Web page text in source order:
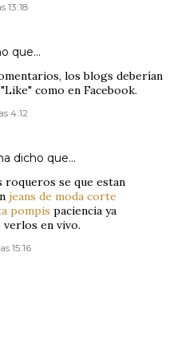
13:18
que…
los blogs deberían
como en Facebook.
4:12
dicho que…
roqueros se que estan
jeans de moda corte
pompis paciencia ya
verlos en vivo.
15:16